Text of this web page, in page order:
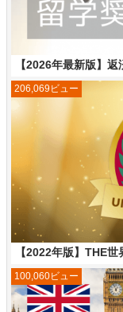
【2026年最新版】
【2022年版】THE
206,069ビュー
100,060ビュー